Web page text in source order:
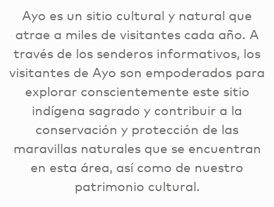
Ayo es un sitio cultural y natural que
atrae a miles de visitantes cada año. A
través de los senderos informativos, los
visitantes de Ayo son empoderados para
explorar conscientemente este sitio
indígena sagrado y contribuir a la
conservación y protección de las
maravillas naturales que se encuentran
en esta área, así como de nuestro
patrimonio cultural.